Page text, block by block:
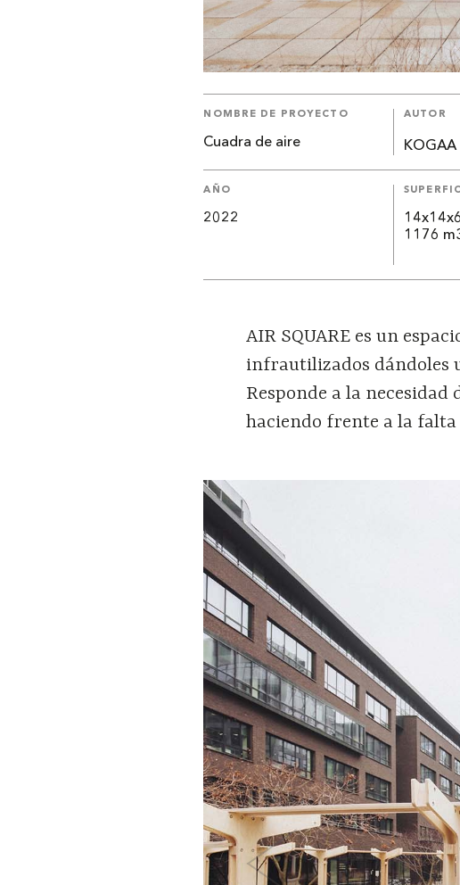
NOMBRE DE PROYECTO
Cuadra de aire
AUTOR
KOGAA
AÑO
2022
1176
AIR SQUARE es un
infrautilizados dándoles
Responde a la
haciendo frente a la falta